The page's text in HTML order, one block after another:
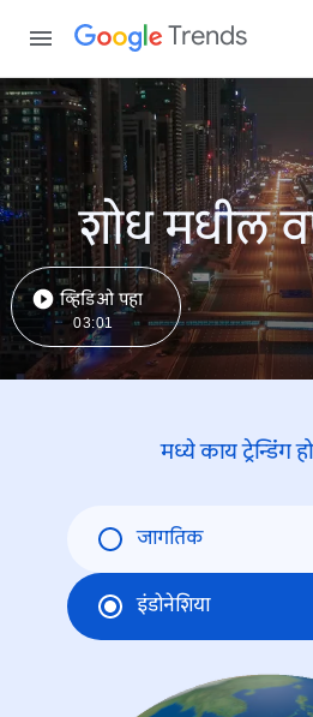
Trends
शोध मधील
व्हिडिओ पहा
03:01
मध्ये काय ट्रेन्डिंंग
जागतिक
इंडोनेशिया